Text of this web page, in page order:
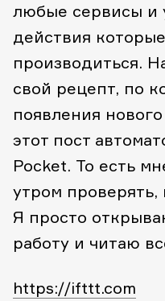
любые сервисы и
действия
производиться.
свой рецепт, по
появления
этот пост
Pocket. То есть
утром проверять,
Я просто
работу и читаю
https://ifttt.com